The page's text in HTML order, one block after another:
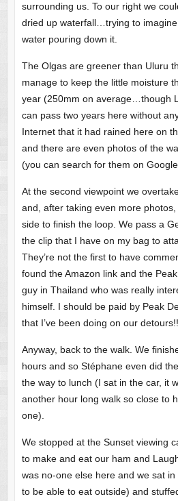
surrounding us. To our right we
dried up waterfall…trying to
water pouring down it.
The Olgas are greener than Uluru
manage to keep the little moisture
year (250mm on average…though
can pass two years here without
Internet that it had rained here on
and there are even photos of the
(you can search for them on
At the second viewpoint we
and, after taking even more
side to finish the loop. We pass a
the clip that I have on my bag to
They’re not the first to have
found the Amazon link and the
guy in Thailand who was really
himself. I should be paid by Peak
that I’ve been doing on our detours!!
Anyway, back to the walk. We
hours and so Stéphane even did
the way to lunch (I sat in the car, it
another hour long walk so close to
one).
We stopped at the Sunset viewing
to make and eat our ham and
was no-one else here and we sat
to be able to eat outside) and